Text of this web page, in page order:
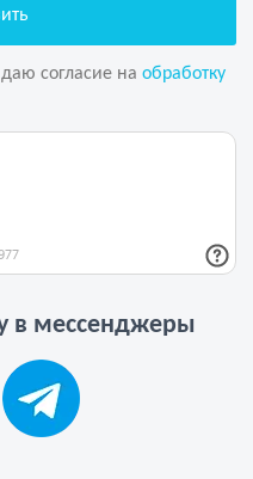
согласие на обработку
в мессенджеры